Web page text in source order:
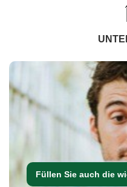
Füllen Sie auch die